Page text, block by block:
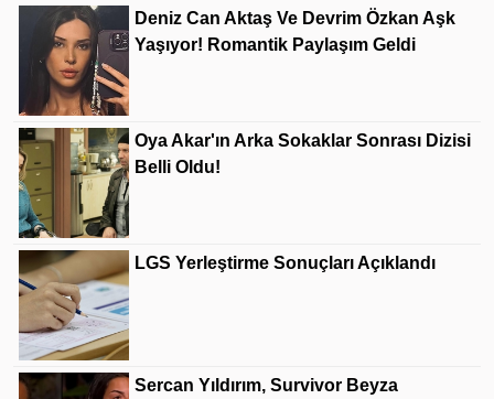
Deniz Can Aktaş Ve Devrim Özkan Aşk
Yaşıyor! Romantik Paylaşım Geldi
Oya Akar'ın Arka Sokaklar Sonrası Dizisi
Belli Oldu!
LGS Yerleştirme Sonuçları Açıklandı
Sercan Yıldırım, Survivor Beyza